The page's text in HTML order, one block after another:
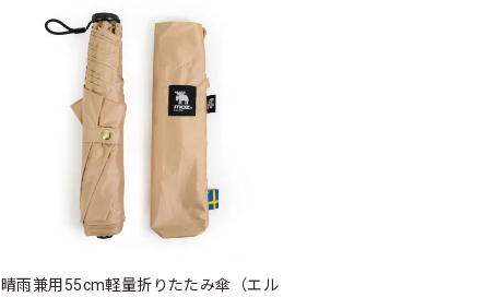
晴雨兼用55cm軽量折りたたみ傘（エル